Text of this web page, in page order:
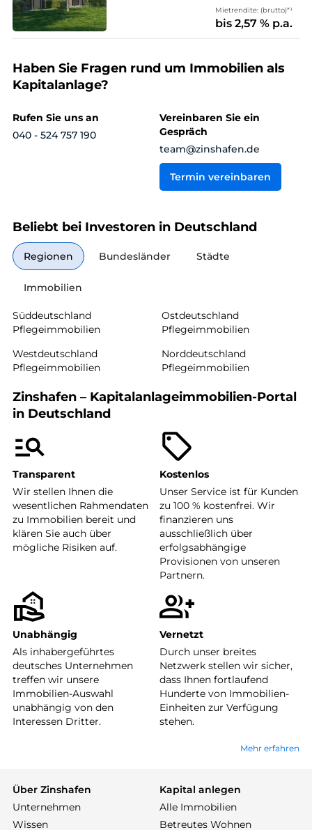
Mietrendite: (brutto)*¹
bis 2,57 % p.a.
Haben Sie Fragen rund um Immobilien als
Kapitalanlage?
Rufen Sie uns an
040 - 524 757 190
Vereinbaren Sie ein
Gespräch
team@zinshafen.de
Termin vereinbaren
Beliebt bei Investoren in Deutschland
Regionen Bundesländer Städte
Immobilien
Süddeutschland
Pflegeimmobilien
Ostdeutschland
Pflegeimmobilien
Westdeutschland
Pflegeimmobilien
Norddeutschland
Pflegeimmobilien
Zinshafen – Kapitalanlageimmobilien-Portal
in Deutschland
Transparent
Wir stellen Ihnen die
wesentlichen Rahmendaten
zu Immobilien bereit und
klären Sie auch über
mögliche Risiken auf.
Kostenlos
Unser Service ist für Kunden
zu 100 % kostenfrei. Wir
finanzieren uns
ausschließlich über
erfolgsabhängige
Provisionen von unseren
Partnern.
Unabhängig
Als inhabergeführtes
deutsches Unternehmen
treffen wir unsere
Immobilien-Auswahl
unabhängig von den
Interessen Dritter.
Vernetzt
Durch unser breites
Netzwerk stellen wir sicher,
dass Ihnen fortlaufend
Hunderte von Immobilien-
Einheiten zur Verfügung
stehen.
Mehr erfahren
Über Zinshafen
Unternehmen
Wissen
Kapital anlegen
Alle Immobilien
Betreutes Wohnen